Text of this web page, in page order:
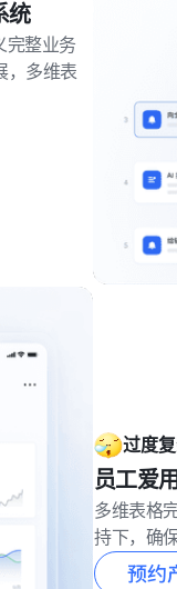
统
完整业务
，多维表
过度
员工爱
多维表格
持下，确
预约